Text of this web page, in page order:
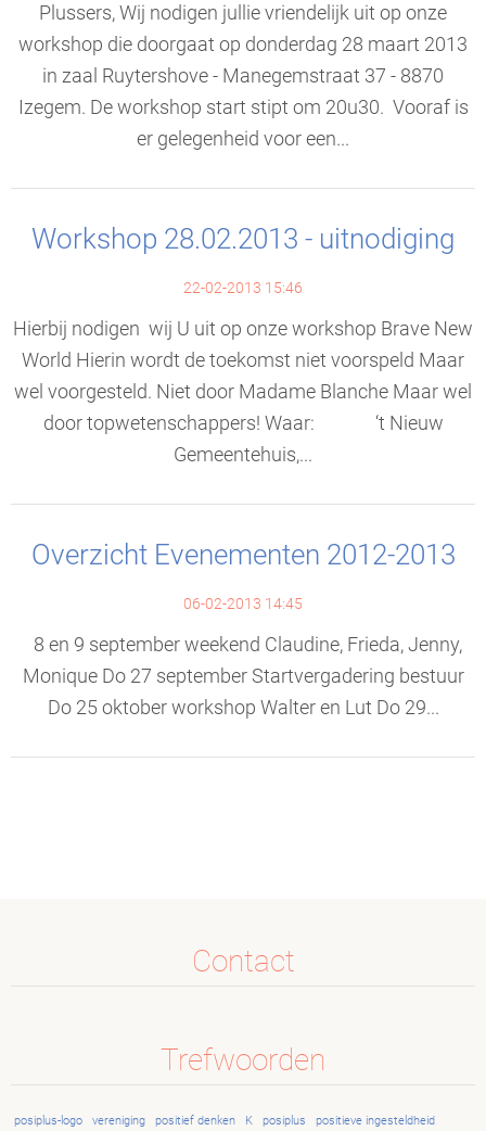
Plussers, Wij nodigen jullie vriendelijk uit op onze
workshop die doorgaat op donderdag 28 maart 2013
in zaal Ruytershove - Manegemstraat 37 - 8870
Izegem. De workshop start stipt om 20u30. Vooraf is
er gelegenheid voor een...
Workshop 28.02.2013 - uitnodiging
22-02-2013 15:46
Hierbij nodigen wij U uit op onze workshop Brave New
World Hierin wordt de toekomst niet voorspeld Maar
wel voorgesteld. Niet door Madame Blanche Maar wel
door topwetenschappers! Waar: ‘t Nieuw
Gemeentehuis,...
Overzicht Evenementen 2012-2013
06-02-2013 14:45
8 en 9 september weekend Claudine, Frieda, Jenny,
Monique Do 27 september Startvergadering bestuur
Do 25 oktober workshop Walter en Lut Do 29...
Contact
Trefwoorden
posiplus-logo vereniging positief denken K posiplus positieve ingesteldheid